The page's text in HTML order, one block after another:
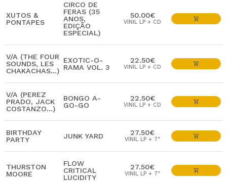
XUTOS &
PONTAPES
CIRCO DE
FERAS (35
ANOS,
EDIÇÃO
ESPECIAL)
50.00€
VINIL LP + CD
V/A (THE FOUR
SOUNDS, LES
CHAKACHAS...)
EXOTIC-O-
RAMA VOL. 3
22.50€
VINIL LP + CD
V/A (PEREZ
PRADO, JACK
COSTANZO...)
BONGO A-
GO-GO
22.50€
VINIL LP + CD
BIRTHDAY
PARTY
JUNK YARD 27.50€
VINIL LP + 7"
THURSTON
MOORE
FLOW
CRITICAL
LUCIDITY
27.50€
VINIL LP + 7"